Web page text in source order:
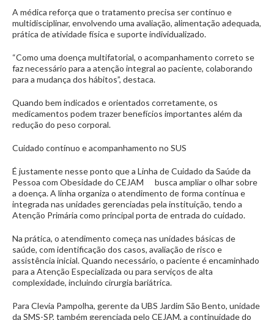
A médica reforça que o tratamento precisa ser contínuo e
multidisciplinar, envolvendo uma avaliação, alimentação adequada,
prática de atividade física e suporte individualizado.
“Como uma doença multifatorial, o acompanhamento correto se
faz necessário para a atenção integral ao paciente, colaborando
para a mudança dos hábitos”, destaca.
Quando bem indicados e orientados corretamente, os
medicamentos podem trazer benefícios importantes além da
redução do peso corporal.
Cuidado contínuo e acompanhamento no SUS
É justamente nesse ponto que a Linha de Cuidado da Saúde da
Pessoa com Obesidade do CEJAM busca ampliar o olhar sobre
a doença. A linha organiza o atendimento de forma contínua e
integrada nas unidades gerenciadas pela instituição, tendo a
Atenção Primária como principal porta de entrada do cuidado.
Na prática, o atendimento começa nas unidades básicas de
saúde, com identificação dos casos, avaliação de risco e
assistência inicial. Quando necessário, o paciente é encaminhado
para a Atenção Especializada ou para serviços de alta
complexidade, incluindo cirurgia bariátrica.
Para Clevia Pampolha, gerente da UBS Jardim São Bento, unidade
da SMS-SP, também gerenciada pelo CEJAM, a continuidade do